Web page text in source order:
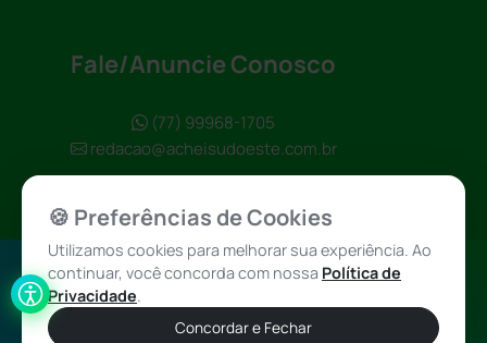
Fale/Anuncie Conosco
(77) 99968-1705
redacao@acheisudoeste.com.br
Política de
Privacidade
Achei Sudoeste
© 2026 - Todos
os direitos
🍪 Preferências de Cookies
Utilizamos cookies para melhorar sua experiência. Ao
continuar, você concorda com nossa Política de
Privacidade.
Concordar e Fechar